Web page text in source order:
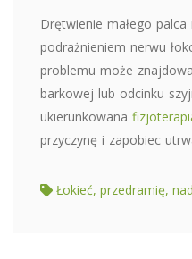
Drętwienie małego
podrażnieniem nerwu
problemu może
barkowej lub odcinku
ukierunkowana
przyczynę i zapobiec
Łokieć, przedramię,